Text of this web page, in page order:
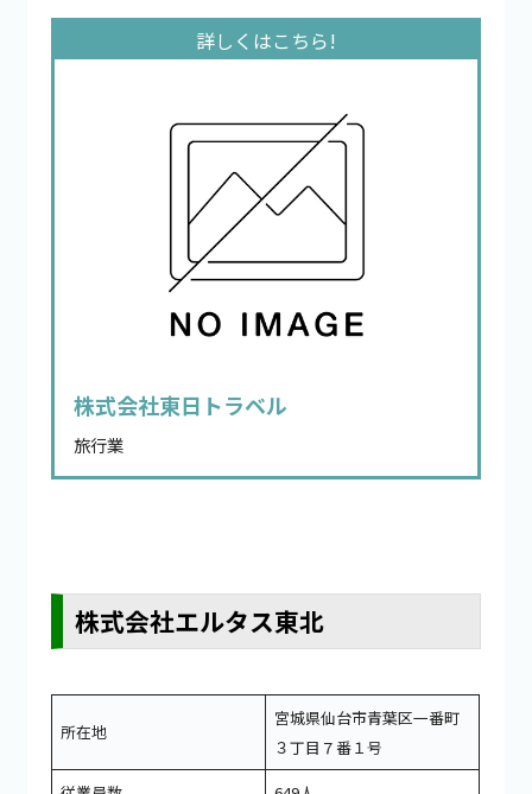
株式会社東日トラベル
旅行業
株式会社エルタス東北
所在地
宮城県仙台市青葉区一番町
３丁目７番１号